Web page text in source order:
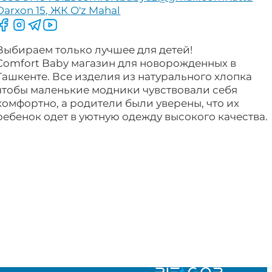
15, ЖК O'z Mahal
Следите за нами на Facebook
Следите за нами в Instagram
Следите за нами в Telegram
Следите за нами в YouTube
только лучшее для детей!
Baby магазин для новорожденных в
Все изделия из натурального хлопка
маленькие модники чувствовали себя
а родители были уверены, что их
одет в уютную одежду высокого качества.